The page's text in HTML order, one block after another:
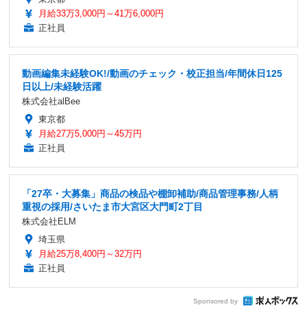
月給33万3,000円～41万6,000円
正社員
動画編集未経験OK!/動画のチェック・校正担当/年間休日125
日以上/未経験活躍
株式会社alBee
東京都
月給27万5,000円～45万円
正社員
「27卒・大募集」商品の検品や棚卸補助/商品管理事務/人柄
重視の採用/さいたま市大宮区大門町2丁目
株式会社ELM
埼玉県
月給25万8,400円～32万円
正社員
Sponsored by